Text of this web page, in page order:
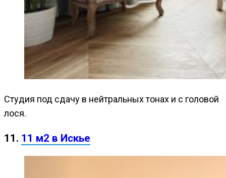
Студия под сдачу в нейтральных тонах и с головой
лося.
11. 11 м2 в Искье